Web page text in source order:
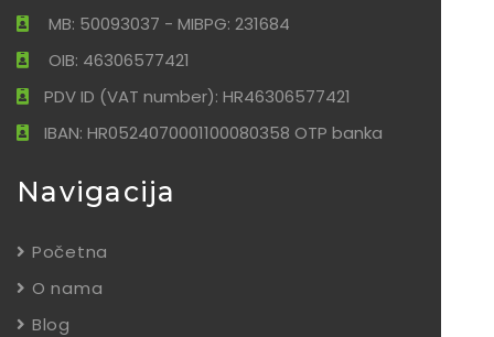
MB: 50093037 - MIBPG: 231684
OIB: 46306577421
PDV ID (VAT number): HR46306577421
IBAN: HR0524070001100080358 OTP banka
Navigacija
Početna
O nama
Blog